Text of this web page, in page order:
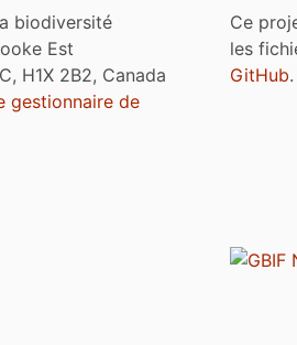
biodiversité
Est
H1X 2B2, Canada
gestionnaire de
Ce
les
GitHub.